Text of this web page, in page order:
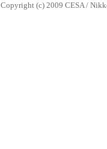
Copyright (c) 2009 CESA /